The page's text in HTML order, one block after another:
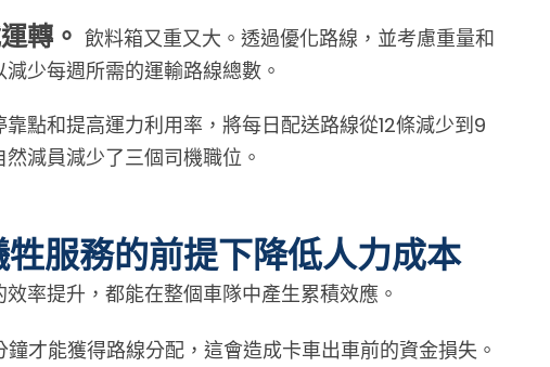
轉。 飲料箱又重又大。透過優化路線，並考慮重量和
少每週所需的運輸路線總數。
點和提高運力利用率，將每日配送路線從12條減少到9
減員減少了三個司機職位。
服務的前提下降低人力成本
率提升，都能在整個車隊中產生累積效應。
才能獲得路線分配，這會造成卡車出車前的資金損失。